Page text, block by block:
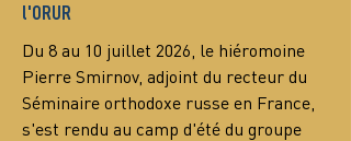
l'ORUR
Du 8 au 10 juillet 2026, le hiéromoine
Pierre Smirnov, adjoint du recteur du
Séminaire orthodoxe russe en France,
s'est rendu au camp d'été du groupe